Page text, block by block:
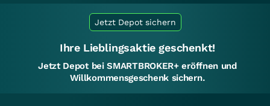
Jetzt Depot sichern
Ihre Lieblingsaktie geschenkt!
Jetzt Depot bei SMARTBROKER+ eröffnen und
Willkommensgeschenk sichern.